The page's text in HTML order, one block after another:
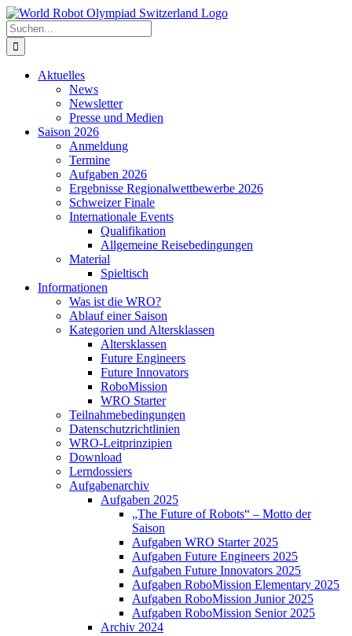
Zum
Inhalt
springen
Suche
nach:
Aktuelles
News
Newsletter
Presse und Medien
Saison 2026
Anmeldung
Termine
Aufgaben 2026
Ergebnisse Regionalwettbewerbe 2026
Schweizer Finale
Internationale Events
Qualifikation
Allgemeine Reisebedingungen
Material
Spieltisch
Informationen
Was ist die WRO?
Ablauf einer Saison
Kategorien und Altersklassen
Altersklassen
Future Engineers
Future Innovators
RoboMission
WRO Starter
Teilnahmebedingungen
Datenschutzrichtlinien
WRO-Leitprinzipien
Download
Lerndossiers
Aufgabenarchiv
Aufgaben 2025
„The Future of Robots“ – Motto der
Saison
Aufgaben WRO Starter 2025
Aufgaben Future Engineers 2025
Aufgaben Future Innovators 2025
Aufgaben RoboMission Elementary 2025
Aufgaben RoboMission Junior 2025
Aufgaben RoboMission Senior 2025
Archiv 2024